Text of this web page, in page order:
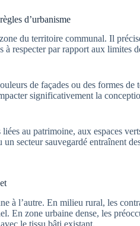
d’urbanisme
du territoire communal. Il
à respecter par rapport aux limites
de façades ou des formes de
significativement la
au patrimoine, aux espaces
secteur sauvegardé entraînent
à l’autre. En milieu rural, les
En zone urbaine dense, les